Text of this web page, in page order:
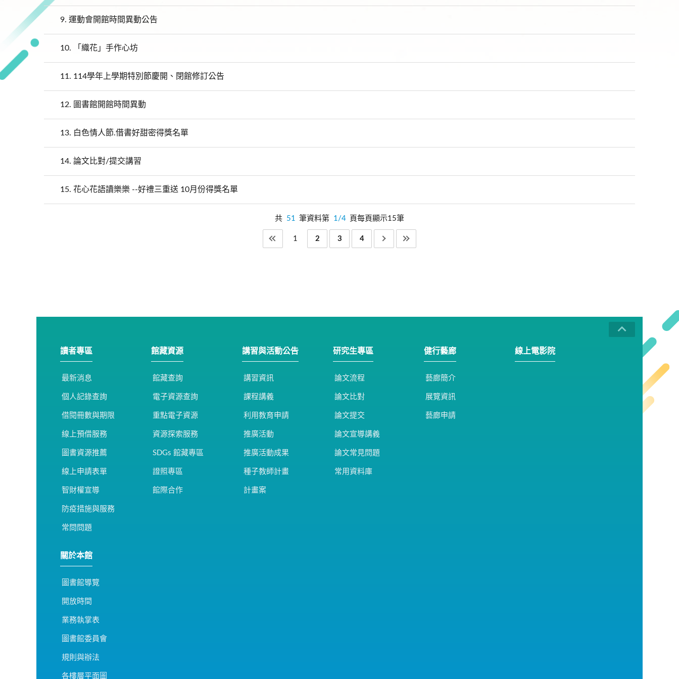
9. 運動會開館時間異動公告
10. 「織花」手作心坊
11. 114學年上學期特別節慶開、閉館修訂公告
12. 圖書館開館時間異動
13. 白色情人節.借書好甜密得獎名單
14. 論文比對/提交講習
15. 花心花語讀樂樂 --好禮三重送 10月份得獎名單
共 51 筆資料第 1/4 頁每頁顯示15筆
1 2 3 4
讀者專區
最新消息
個人記錄查詢
借閱冊數與期限
線上預借服務
圖書資源推薦
線上申請表單
智財權宣導
防疫措施與服務
常問問題
館藏資源
館藏查詢
電子資源查詢
重點電子資源
資源探索服務
SDGs 館藏專區
證照專區
館際合作
講習與活動公告
講習資訊
課程講義
利用教育申請
推廣活動
推廣活動成果
種子教師計畫
計畫案
研究生專區
論文流程
論文比對
論文提交
論文宣導講義
論文常見問題
常用資料庫
健行藝廊
藝廊簡介
展覽資訊
藝廊申請
線上電影院
關於本館
圖書館導覽
開放時間
業務執掌表
圖書館委員會
規則與辦法
各樓層平面圖